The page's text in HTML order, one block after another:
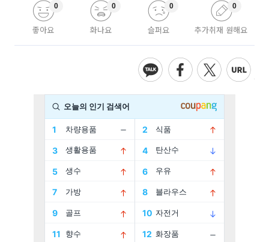
좋아요
0
화나요
0
슬퍼요
0
추가취재 원해요
0